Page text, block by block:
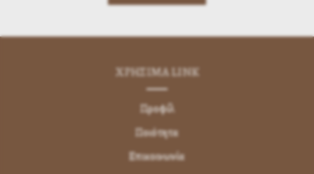
ΧΡΗΣΙΜA LINK
Προφίλ
Ποιότητα
Επικοινωνία